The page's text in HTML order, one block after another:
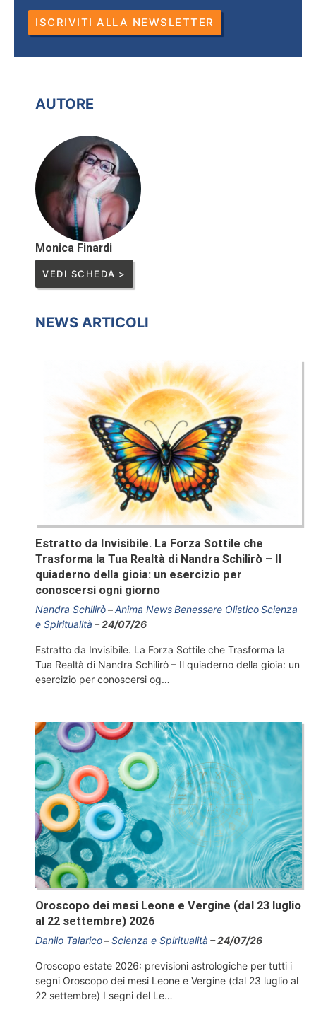
ISCRIVITI ALLA NEWSLETTER
AUTORE
Monica Finardi
VEDI SCHEDA >
NEWS ARTICOLI
Estratto da Invisibile. La Forza Sottile che
Trasforma la Tua Realtà di Nandra Schilirò – Il
quiaderno della gioia: un esercizio per
conoscersi ogni giorno
Nandra Schilirò Anima NewsBenessere OlisticoScienza
e Spiritualità
24/07/26
Estratto da Invisibile. La Forza Sottile che Trasforma la
Tua Realtà di Nandra Schilirò – Il quiaderno della gioia: un
esercizio per conoscersi og…
Oroscopo dei mesi Leone e Vergine (dal 23 luglio
al 22 settembre) 2026
Danilo Talarico Scienza e Spiritualità 24/07/26
Oroscopo estate 2026: previsioni astrologiche per tutti i
segni Oroscopo dei mesi Leone e Vergine (dal 23 luglio al
22 settembre) I segni del Le…